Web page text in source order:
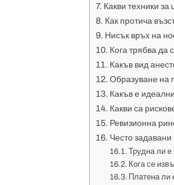
Какви техники
Как протича
Нисък връх на
Кога трябва да
Какъв вид
Образуване на
Какъв е
Какви са
Ревизионна
Често
Трудна ли е
Кога се
Платена ли